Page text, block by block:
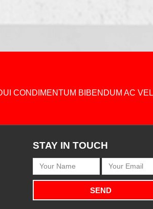
STAY IN TOUCH
SEND